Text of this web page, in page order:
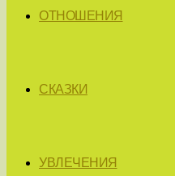
ОТНОШЕНИЯ
СКАЗКИ
УВЛЕЧЕНИЯ